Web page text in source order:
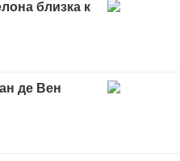
близка к
де Вен